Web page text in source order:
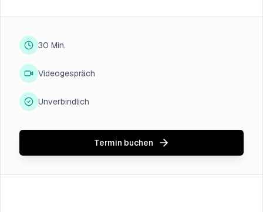
30 Min.
Videogespräch
Unverbindlich
Termin buchen